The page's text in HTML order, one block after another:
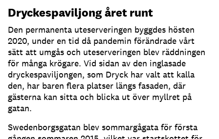
Dryckespaviljong året runt
Den permanenta uteserveringen byggdes hösten
2020, under en tid då pandemin förändrade vårt
sätt att umgås och uteserveringen blev räddningen
för många krögare. Vid sidan av den inglasade
dryckespaviljongen, som Dryck har valt att kalla
den, har baren flera platser längs fasaden, där
gästerna kan sitta och blicka ut över myllret på
gatan.
Swedenborgsgatan blev sommargågata för första